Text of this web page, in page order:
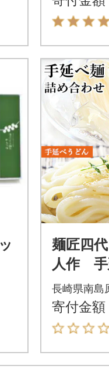
麺匠四
人作 手
ん 手延
合わせ
g
長崎県南島
寄付金額